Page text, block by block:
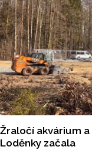
Žraločí akvárium
Loděnky začala